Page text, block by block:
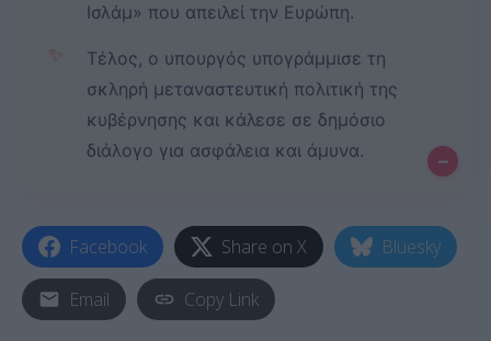
Ισλάμ» που απειλεί την Ευρώπη.
✨
Τέλος, ο υπουργός υπογράμμισε τη
σκληρή μεταναστευτική πολιτική της
κυβέρνησης και κάλεσε σε δημόσιο
διάλογο για ασφάλεια και άμυνα.
–
Facebook Share on X Bluesky
Email Copy Link